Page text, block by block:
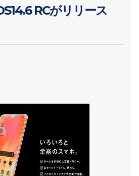
RCがリリース